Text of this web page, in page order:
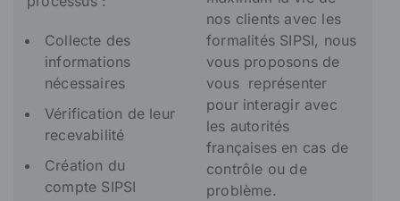
Collecte des
informations
nécessaires
Vérification de leur
recevabilité
Création du
compte SIPSI
nos clients avec les
formalités SIPSI, nous
vous proposons de
vous représenter
pour interagir avec
les autorités
françaises en cas de
contrôle ou de
problème.